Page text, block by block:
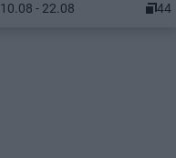
10.08 - 22.08 44